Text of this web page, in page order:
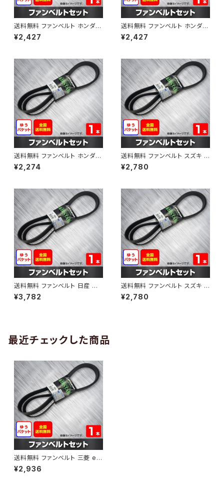
送料無料 ファンベルト ホンダ
ゼスト 型式JE1 H18.03～H24.
11 （国内トップメーカー） 1本 H
¥2,427
送料無料 ファンベルト ホンダ ラ
イフ 型式JB6 H15.09～H20.1
1 （国内トップメーカー） 1本 HA
¥2,427
送料無料 ファンベルト ホンダ フ
ィット 型式GE6 H19.10～H25.
09 （国内トップメーカー） 1本 H
¥2,274
送料無料 ファンベルト スズキ ス
ペーシア 型式MK32S H25.03
～H30.02 （国内トップメーカ
¥2,780
送料無料 ファンベルト 日産 キ
ューブ 型式Z12 H20.11～H24.
10 （国内トップメーカー） 1本 H
¥3,782
送料無料 ファンベルト スズキ ワ
ゴンR 型式MH34S H24.09～
H29.02 （国内トップメーカー）
¥2,780
最近チェックした商品
送料無料 ファンベルト 三菱 eK
カスタム 型式B11W H27.09～
（国内トップメーカー） 1本 HAB
¥2,936